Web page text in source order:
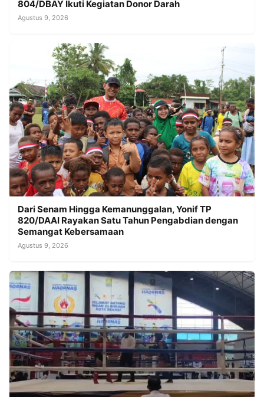
804/DBAY Ikuti Kegiatan Donor Darah
Agustus 9, 2026
Dari Senam Hingga Kemanunggalan, Yonif TP
820/DAAI Rayakan Satu Tahun Pengabdian dengan
Semangat Kebersamaan
Agustus 9, 2026